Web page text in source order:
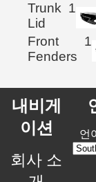
Trunk
Lid
1
Front
Fenders
1
내비게
이션
회사 소
언